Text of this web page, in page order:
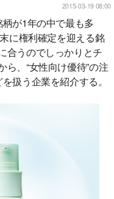
2015-03-19 08:00
が1年の中で最も多
に権利確定を迎える銘
合うのでしっかりとチ
、“女性向け優待”の注
扱う企業を紹介する。